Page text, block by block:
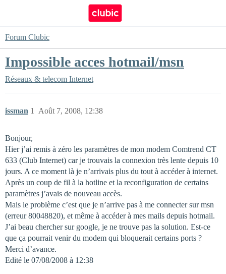
Forum Clubic
Impossible acces hotmail/msn
Réseaux & telecom Internet
issman Août 7, 2008, 12:38
1
Bonjour,
Hier j’ai remis à zéro les paramètres de mon modem Comtrend CT
633 (Club Internet) car je trouvais la connexion très lente depuis 10
jours. A ce moment là je n’arrivais plus du tout à accéder à internet.
Après un coup de fil à la hotline et la reconfiguration de certains
paramètres j’avais de nouveau accès.
Mais le problème c’est que je n’arrive pas à me connecter sur msn
(erreur 80048820), et même à accéder à mes mails depuis hotmail.
J’ai beau chercher sur google, je ne trouve pas la solution. Est-ce
que ça pourrait venir du modem qui bloquerait certains ports ?
Merci d’avance.
Edité le 07/08/2008 à 12:38